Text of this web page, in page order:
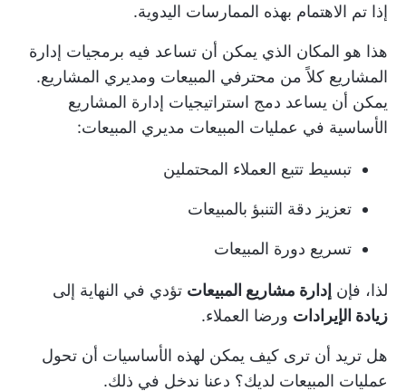
إذا تم الاهتمام بهذه الممارسات اليدوية.
هذا هو المكان الذي يمكن أن تساعد فيه برمجيات إدارة
المشاريع كلاً من محترفي المبيعات ومديري المشاريع.
يمكن أن يساعد دمج استراتيجيات إدارة المشاريع
الأساسية في عمليات المبيعات مديري المبيعات:
تبسيط تتبع العملاء المحتملين
تعزيز دقة التنبؤ بالمبيعات
تسريع دورة المبيعات
لذا، فإن إدارة مشاريع المبيعات تؤدي في النهاية إلى
زيادة الإيرادات ورضا العملاء.
هل تريد أن ترى كيف يمكن لهذه الأساسيات أن تحول
عمليات المبيعات لديك؟ دعنا ندخل في ذلك.